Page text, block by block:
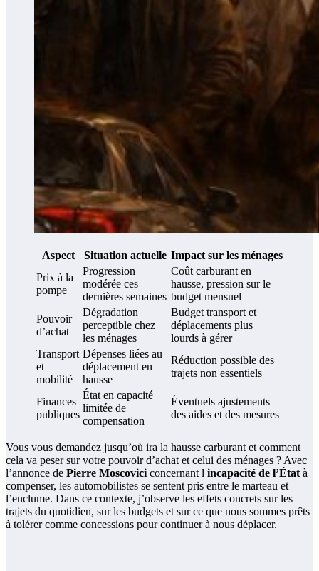
Aspect Situation actuelle Impact sur les ménages
Prix à la
pompe
Progression
modérée ces
dernières semaines
Coût carburant en
hausse, pression sur le
budget mensuel
Pouvoir
d’achat
Dégradation
perceptible chez
les ménages
Budget transport et
déplacements plus
lourds à gérer
Transport
et
mobilité
Dépenses liées au
déplacement en
hausse
Réduction possible des
trajets non essentiels
Finances
publiques
État en capacité
limitée de
compensation
Éventuels ajustements
des aides et des mesures
Vous vous demandez jusqu’où ira la hausse carburant et comment
cela va peser sur votre pouvoir d’achat et celui des ménages ? Avec
l’annonce de Pierre Moscoviciconcernant l incapacité de l’Étatà
compenser, les automobilistes se sentent pris entre le marteau et
l’enclume. Dans ce contexte, j’observe les effets concrets sur les
trajets du quotidien, sur les budgets et sur ce que nous sommes prêts
à tolérer comme concessions pour continuer à nous déplacer.